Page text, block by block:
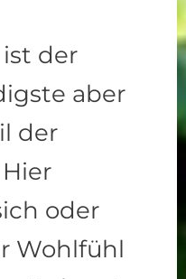
der
aber
der
oder
Wohlfühl